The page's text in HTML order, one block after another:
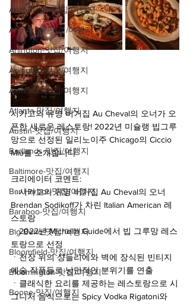
Anchorage-맛집/여행지
Ann Arbor-맛집/여행지
Arlington-맛집/여행지
Arlington-맛집/여행지
Asheville-맛집/여행지
Atlanta-맛집/여행지
Austin-맛집/여행지
Badlands-맛집/여행지
Baltimore-맛집/여행지
Bar Harbor-맛집/여행지
Baraboo-맛집/여행지
Big Bend-맛집/여행지
Bloomfield-맛집/여행지
Bloomington-맛집/여행지
Boone-맛집/여행지
시카고의 유명 버거집 Au Cheval의 오너가 오
픈한 새로운 레스토랑! 2022년 미슐랭 빕그루
망으로 선정된 일리노이주 Chicago의 Ciccio
Mio를 소개합니다
크리에이터 코멘트:
ㆍ시카고의 유명 버거집 Au Cheval의 오너
Brendan Sodikoff가 차린 Italian American 레
스토랑
ㆍ2022년 Michelin Guide에서 빕 그루망 레스
토랑으로 선정
ㆍ천장 위의 샹들리에와 벽에 장식된 빈티지
예술 작품들로 낭만적인 분위기를 연출
ㆍ클래식한 요리를 제공하는 레스토랑으로 시
그니처 음식으로는 Spicy Vodka Rigatoni와